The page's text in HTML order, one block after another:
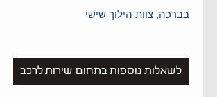
בברכה, צוות הילוך שישי
לשאלות נוספות בתחום שירות לרכב